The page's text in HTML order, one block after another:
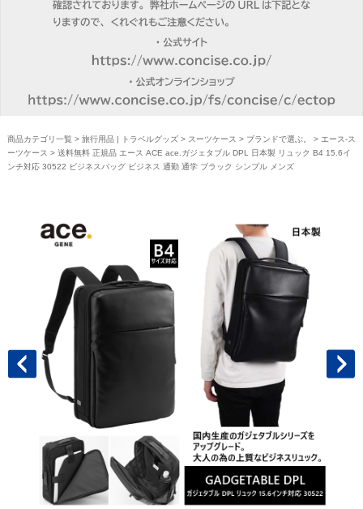
商品カテゴリ一覧 > 旅行用品 | トラベルグッズ> スーツケース > ブランドで選ぶ。 > エース-ス
ーツケース > 送料無料 正規品 エース ACE ace.ガジェタブル DPL 日本製 リュック B4 15.6イ
ンチ対応 30522 ビジネスバッグ ビジネス 通勤 通学 ブラック シンプル メンズ